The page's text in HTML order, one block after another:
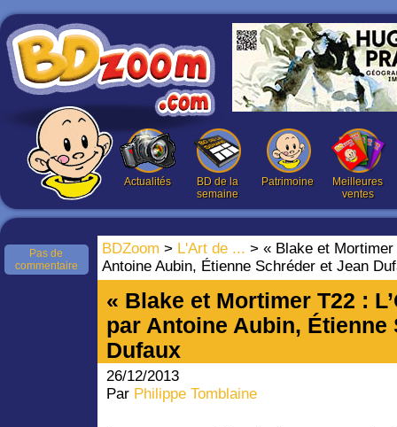
Actualités
BD de la
semaine
Patrimoine
Meilleures
ventes
BDZoom > L'Art de ... > « Blake et Mortimer
Antoine Aubin, Étienne Schréder et Jean
Pas de
commentaire
« Blake et Mortimer T22 :
par Antoine Aubin, Étienne
Dufaux
26/12/2013
Par Philippe Tomblaine